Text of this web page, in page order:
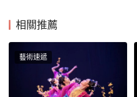
相關推薦
藝術速遞